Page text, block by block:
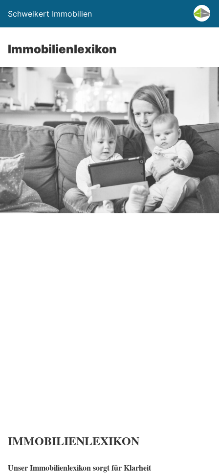
Schweikert Immobilien
Immobilienlexikon
IMMOBILIENLEXIKON
Unser Immobilienlexikon sorgt für Klarheit